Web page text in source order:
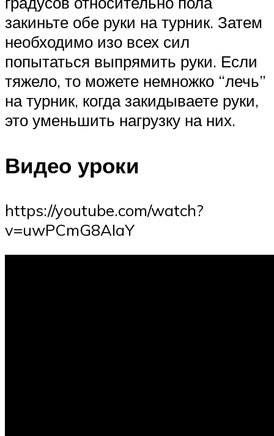
закиньте обе руки на турник. Затем
необходимо изо всех сил
попытаться выпрямить руки. Если
тяжело, то можете немножко “лечь”
на турник, когда закидываете руки,
это уменьшить нагрузку на них.
Видео уроки
https://youtube.com/watch?
v=uwPCmG8AIaY